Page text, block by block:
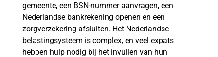
gemeente, een BSN-nummer aanvragen, een
Nederlandse bankrekening openen en een
zorgverzekering afsluiten. Het Nederlandse
belastingsysteem is complex, en veel expats
hebben hulp nodig bij het invullen van hun